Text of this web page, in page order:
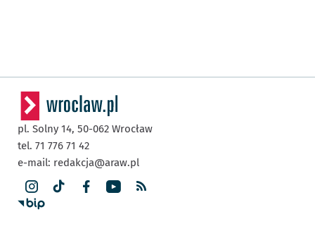
pl. Solny 14, 50-062 Wrocław
tel. 71 776 71 42
e-mail: redakcja@araw.pl